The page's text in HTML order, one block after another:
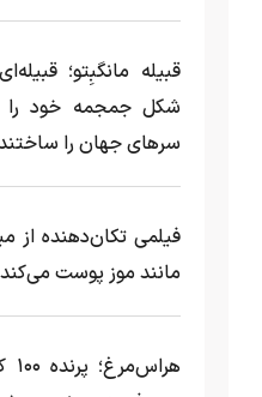
قبیله مانگبِتو؛
شکل جمجمه خود را
سرهای جهان را
فیلمی تکان‌دهنده از
مانند موز پوست